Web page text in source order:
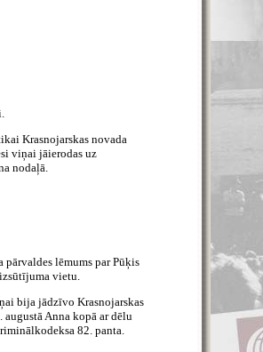
Krasnojarskas novada
viņai jāierodas uz
nodaļā.
pārvaldes lēmums par Pūķis
izsūtījuma vietu.
bija jādzīvo Krasnojarskas
Anna kopā ar dēlu
82. panta.